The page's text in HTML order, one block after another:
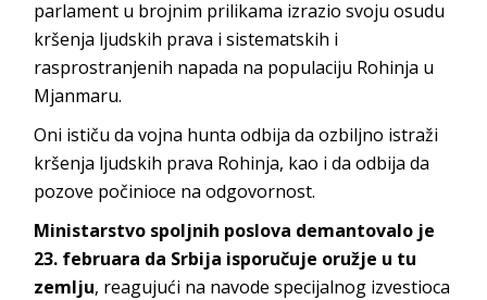
parlament u brojnim prilikama izrazio svoju osudu
kršenja ljudskih prava i sistematskih i
rasprostranjenih napada na populaciju Rohinja u
Mjanmaru.
Oni ističu da vojna hunta odbija da ozbiljno istraži
kršenja ljudskih prava Rohinja, kao i da odbija da
pozove počinioce na odgovornost.
Ministarstvo spoljnih poslova demantovalo je
23. februara da Srbija isporučuje oružje u tu
zemlju, reagujući na navode specijalnog izvestioca